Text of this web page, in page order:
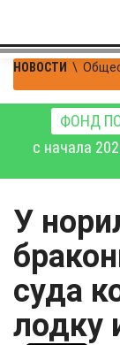
НОВОСТИ \
ФОНД
с начала
У
суда
лодку